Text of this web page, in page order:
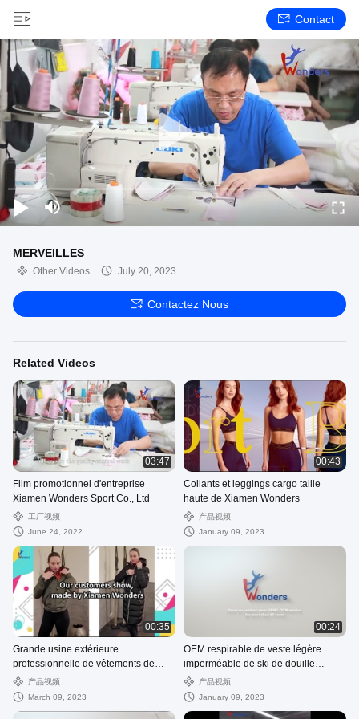
Contact
MERVEILLES
Other Videos July 20, 2023
Contactez Nous
Related Videos
03:47
Film promotionnel d'entreprise
Xiamen Wonders Sport Co., Ltd
工厂视频
June 24, 2022
00:43
Collants et leggings cargo taille
haute de Xiamen Wonders
产品视频
January 09, 2023
00:35
Grande usine extérieure
professionnelle de vêtements de
sport产品视频
March 09, 2023
00:24
OEM respirable de veste légère
imperméable de ski de douille
longue产品视频
January 09, 2023